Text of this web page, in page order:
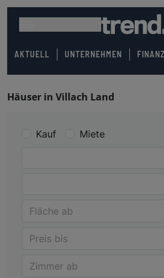
AKTUELL UNTERNEHMEN
Häuser in Villach Land
Kauf Miete